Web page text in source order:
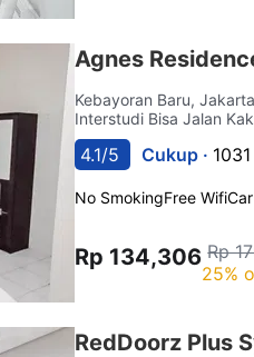
Agnes
Kebayoran Baru, Jakarta
Interstudi Bisa Jalan
4.1/5 Cukup ·
No SmokingFree Wifi
Rp 134,306 Rp
25%
RedDoorz Plus